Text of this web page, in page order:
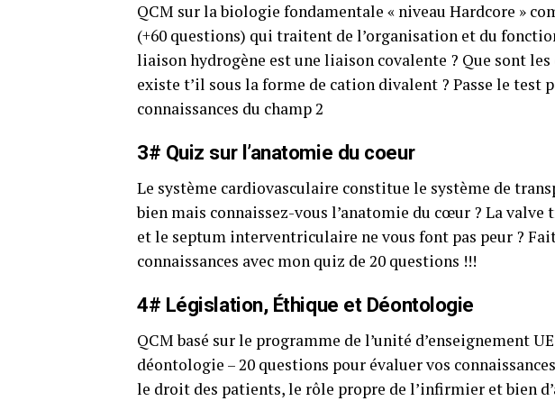
QCM sur la biologie fondamentale « niveau Hardcore »
(+60 questions) qui traitent de l’organisation et du
liaison hydrogène est une liaison covalente ? Que sont
existe t’il sous la forme de cation divalent ? Passe le test
connaissances du champ 2
3# Quiz sur l’anatomie du coeur
Le système cardiovasculaire constitue le système de
bien mais connaissez-vous l’anatomie du cœur ? La valve
et le septum interventriculaire ne vous font pas peur ?
connaissances avec mon quiz de 20 questions !!!
4# Législation, Éthique et Déontologie
QCM basé sur le programme de l’unité d’enseignement
déontologie – 20 questions pour évaluer vos
le droit des patients, le rôle propre de l’infirmier et bien